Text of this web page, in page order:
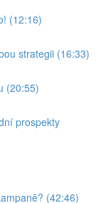
(12:16)
strategii (16:33)
(20:55)
prospekty
(42:46)